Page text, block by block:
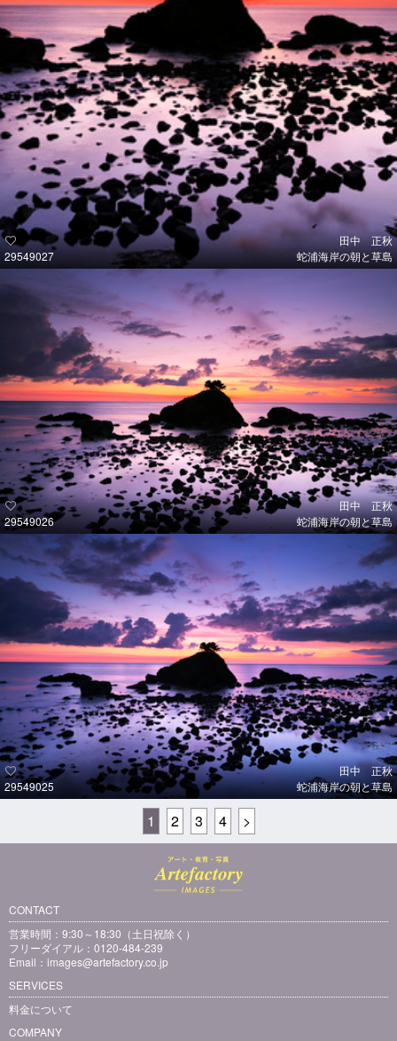
29549027
田中 正秋
蛇浦海岸の朝と草島
29549026
田中 正秋
蛇浦海岸の朝と草島
29549025
田中 正秋
蛇浦海岸の朝と草島
1 2 3 4 >
CONTACT
営業時間：9:30～18:30（土日祝除く）
フリーダイアル：0120-484-239
Email： images@artefactory.co.jp
SERVICES
料金について
COMPANY